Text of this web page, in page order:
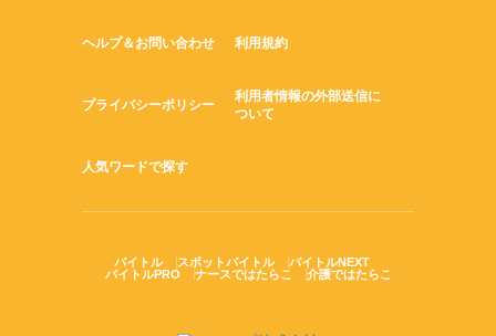
ヘルプ＆お問い合わせ 利用規約
プライバシーポリシー
利用者情報の外部送信に
ついて
人気ワードで探す
バイトル スポットバイトル
バイトルNEXT
バイトルPRO
ナースではたらこ 介護ではたらこ